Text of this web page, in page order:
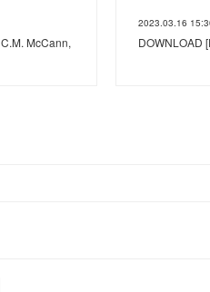
McCann,
2023.03.16
DOWNLOAD